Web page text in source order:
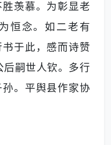
羡慕。为彰显老
恒念。如二老有
于此，感而诗赞
后嗣世人钦。多行
。平舆县作家协